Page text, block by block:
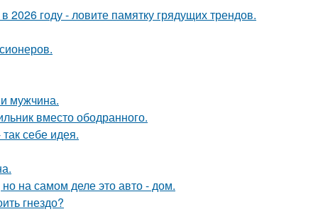
2026 году - ловите памятку грядущих трендов.
мужчина.
вместо ободранного.
себе идея.
на самом деле это авто - дом.
гнездо?